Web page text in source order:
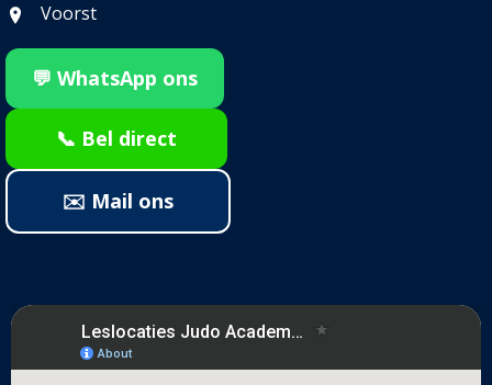
Voorst
💬 WhatsApp ons
📞 Bel direct
✉️ Mail ons